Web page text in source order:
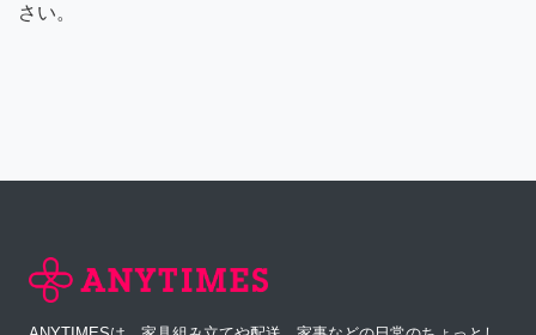
さい。